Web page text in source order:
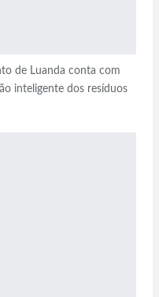
de Luanda conta com
inteligente dos resíduos